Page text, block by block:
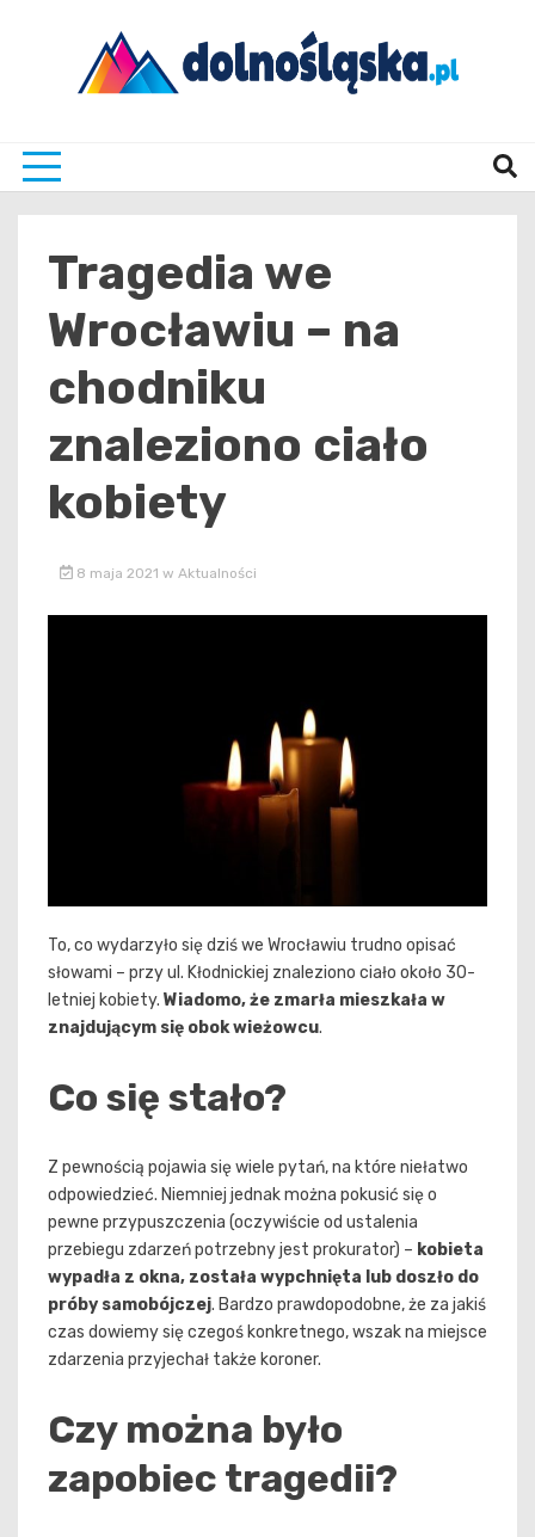
Tragedia we
Wrocławiu – na
chodniku
znaleziono ciało
kobiety
8 maja 2021 w Aktualności
To, co wydarzyło się dziś we Wrocławiu trudno opisać
słowami – przy ul. Kłodnickiej znaleziono ciało około 30-
letniej kobiety. Wiadomo, że zmarła mieszkała w
znajdującym się obok wieżowcu.
Co się stało?
Z pewnością pojawia się wiele pytań, na które niełatwo
odpowiedzieć. Niemniej jednak można pokusić się o
pewne przypuszczenia (oczywiście od ustalenia
przebiegu zdarzeń potrzebny jest prokurator) – kobieta
wypadła z okna, została wypchnięta lub doszło do
próby samobójczej. Bardzo prawdopodobne, że za jakiś
czas dowiemy się czegoś konkretnego, wszak na miejsce
zdarzenia przyjechał także koroner.
Czy można było
zapobiec tragedii?